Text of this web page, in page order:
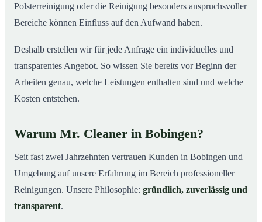
Polsterreinigung oder die Reinigung besonders anspruchsvoller
Bereiche können Einfluss auf den Aufwand haben.
Deshalb erstellen wir für jede Anfrage ein individuelles und
transparentes Angebot. So wissen Sie bereits vor Beginn der
Arbeiten genau, welche Leistungen enthalten sind und welche
Kosten entstehen.
Warum Mr. Cleaner in Bobingen?
Seit fast zwei Jahrzehnten vertrauen Kunden in Bobingen und
Umgebung auf unsere Erfahrung im Bereich professioneller
Reinigungen. Unsere Philosophie: gründlich, zuverlässig und
transparent.